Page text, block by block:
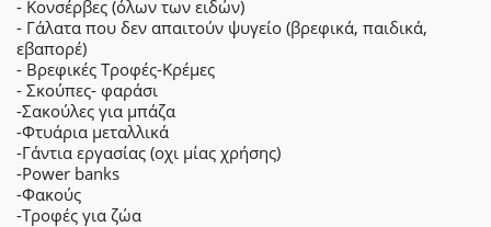
- Κονσέρβες (όλων των ειδών)
- Γάλατα που δεν απαιτούν ψυγείο (βρεφικά, παιδικά,
εβαπορέ)
- Βρεφικές Τροφές-Κρέμες
- Σκούπες- φαράσι
-Σακούλες για μπάζα
-Φτυάρια μεταλλικά
-Γάντια εργασίας (οχι μίας χρήσης)
-Power banks
-Φακούς
-Τροφές για ζώα